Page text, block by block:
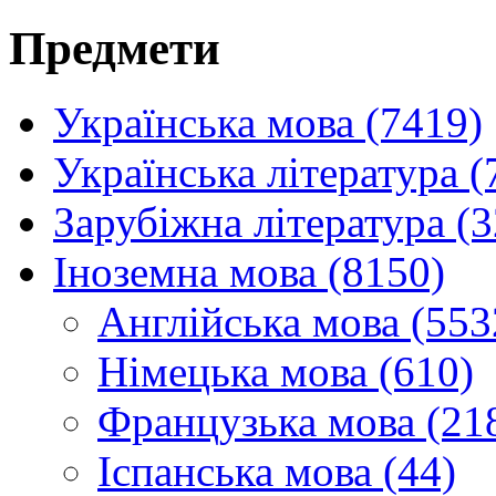
Предмети
Українська мова (7419)
Українська література
Зарубіжна література
Іноземна мова (8150)
Англійська мова
Німецька мова (610)
Французька мова
Іспанська мова (44)